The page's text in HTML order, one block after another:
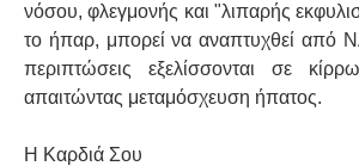
νόσου, φλεγμονής και "λιπαρής
το ήπαρ, μπορεί να αναπτυχθεί από
περιπτώσεις εξελίσσονται σε
απαιτώντας μεταμόσχευση ήπατος.
Η Καρδιά Σου